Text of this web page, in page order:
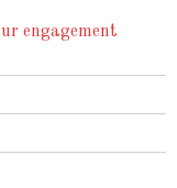
engagement